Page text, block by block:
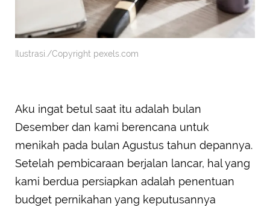
Ilustrasi./Copyright pexels.com
Aku ingat betul saat itu adalah bulan
Desember dan kami berencana untuk
menikah pada bulan Agustus tahun depannya.
Setelah pembicaraan berjalan lancar, hal yang
kami berdua persiapkan adalah penentuan
budget pernikahan yang keputusannya